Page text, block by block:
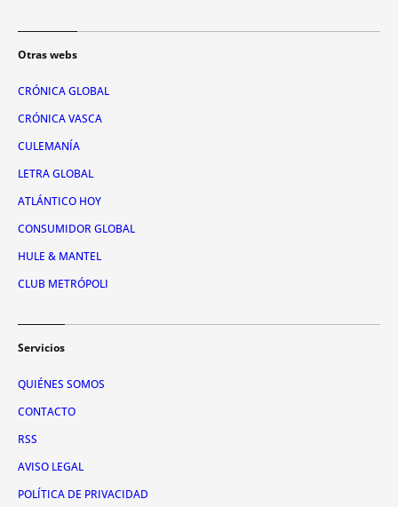
Otras webs
CRÓNICA GLOBAL
CRÓNICA VASCA
CULEMANÍA
LETRA GLOBAL
ATLÁNTICO HOY
CONSUMIDOR GLOBAL
HULE & MANTEL
CLUB METRÓPOLI
Servicios
QUIÉNES SOMOS
CONTACTO
RSS
AVISO LEGAL
POLÍTICA DE PRIVACIDAD